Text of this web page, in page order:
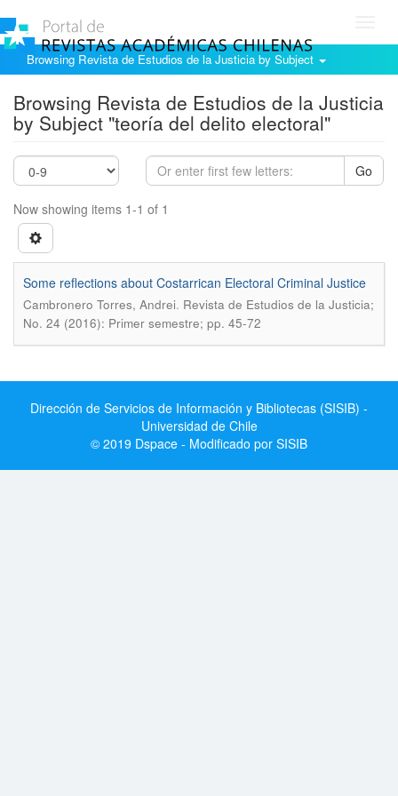
Browsing Revista de Estudios de la Justicia by Subject
Browsing Revista de Estudios de la Justicia
by Subject "teoría del delito electoral"
Go
Now showing items 1-1 of 1
Some reflections about Costarrican Electoral Criminal Justice
Cambronero Torres, Andrei. Revista de Estudios de la Justicia;
No. 24 (2016): Primer semestre; pp. 45-72
Dirección de Servicios de Información y Bibliotecas (SISIB) -
Universidad de Chile
© 2019 Dspace - Modificado por SISIB